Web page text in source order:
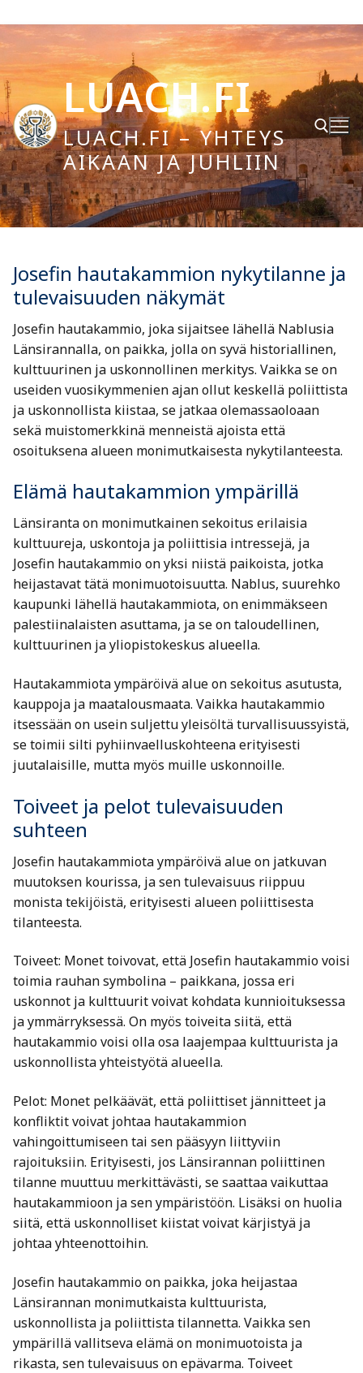
Hyppää
sisältöön
LUACH.FI
LUACH.FI – YHTEYS
AIKAAN JA JUHLIIN
Hae:
Josefin hautakammion nykytilanne ja
tulevaisuuden näkymät
Josefin hautakammio, joka sijaitsee lähellä Nablusia
Länsirannalla, on paikka, jolla on syvä historiallinen,
kulttuurinen ja uskonnollinen merkitys. Vaikka se on
useiden vuosikymmenien ajan ollut keskellä poliittista
ja uskonnollista kiistaa, se jatkaa olemassaoloaan
sekä muistomerkkinä menneistä ajoista että
osoituksena alueen monimutkaisesta nykytilanteesta.
Elämä hautakammion ympärillä
Länsiranta on monimutkainen sekoitus erilaisia
kulttuureja, uskontoja ja poliittisia intressejä, ja
Josefin hautakammio on yksi niistä paikoista, jotka
heijastavat tätä monimuotoisuutta. Nablus, suurehko
kaupunki lähellä hautakammiota, on enimmäkseen
palestiinalaisten asuttama, ja se on taloudellinen,
kulttuurinen ja yliopistokeskus alueella.
Hautakammiota ympäröivä alue on sekoitus asutusta,
kauppoja ja maatalousmaata. Vaikka hautakammio
itsessään on usein suljettu yleisöltä turvallisuussyistä,
se toimii silti pyhiinvaelluskohteena erityisesti
juutalaisille, mutta myös muille uskonnoille.
Toiveet ja pelot tulevaisuuden
suhteen
Josefin hautakammiota ympäröivä alue on jatkuvan
muutoksen kourissa, ja sen tulevaisuus riippuu
monista tekijöistä, erityisesti alueen poliittisesta
tilanteesta.
Toiveet: Monet toivovat, että Josefin hautakammio voisi
toimia rauhan symbolina – paikkana, jossa eri
uskonnot ja kulttuurit voivat kohdata kunnioituksessa
ja ymmärryksessä. On myös toiveita siitä, että
hautakammio voisi olla osa laajempaa kulttuurista ja
uskonnollista yhteistyötä alueella.
Pelot: Monet pelkäävät, että poliittiset jännitteet ja
konfliktit voivat johtaa hautakammion
vahingoittumiseen tai sen pääsyyn liittyviin
rajoituksiin. Erityisesti, jos Länsirannan poliittinen
tilanne muuttuu merkittävästi, se saattaa vaikuttaa
hautakammioon ja sen ympäristöön. Lisäksi on huolia
siitä, että uskonnolliset kiistat voivat kärjistyä ja
johtaa yhteenottoihin.
Josefin hautakammio on paikka, joka heijastaa
Länsirannan monimutkaista kulttuurista,
uskonnollista ja poliittista tilannetta. Vaikka sen
ympärillä vallitseva elämä on monimuotoista ja
rikasta, sen tulevaisuus on epävarma. Toiveet